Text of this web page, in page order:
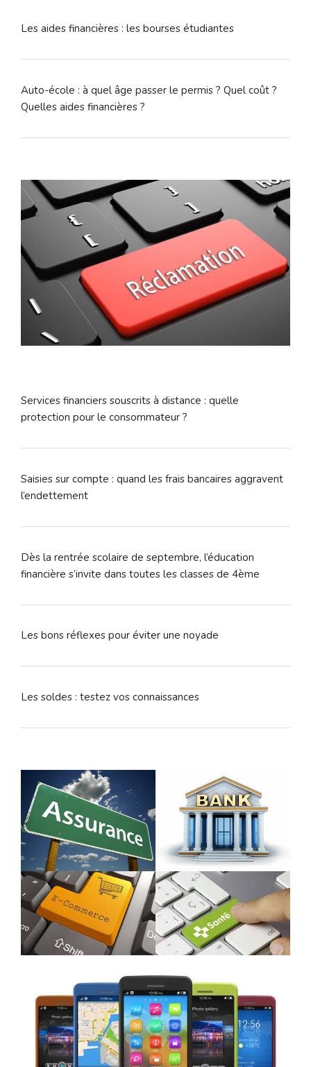
Les aides financières : les bourses étudiantes
Auto-école : à quel âge passer le permis ? Quel coût ?
Quelles aides financières ?
Services financiers souscrits à distance : quelle
protection pour le consommateur ?
Saisies sur compte : quand les frais bancaires aggravent
l’endettement
Dès la rentrée scolaire de septembre, l’éducation
financière s’invite dans toutes les classes de 4ème
Les bons réflexes pour éviter une noyade
Les soldes : testez vos connaissances